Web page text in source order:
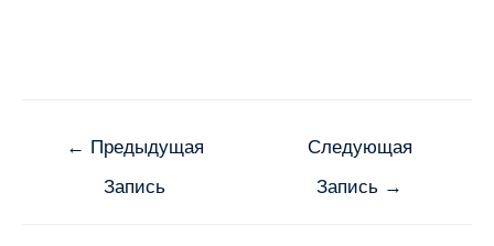
← Предыдущая
Запись
Следующая
Запись →